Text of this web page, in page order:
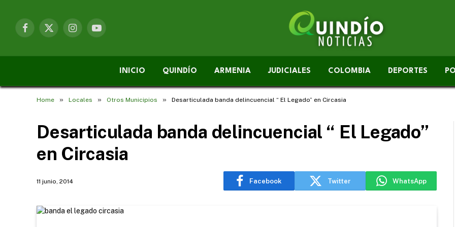
Facebook
X
InstagramYouTube
INICIO QUINDÍO ARMENIA JUDICIALES COLOMBIA DEPORTES
Home » Locales » Otros Municipios » Desarticulada banda delincuencial “ El Legado” en Circasia
Desarticulada banda delincuencial “ El Legado”
en Circasia
11 junio, 2014 Facebook Twitter WhatsApp